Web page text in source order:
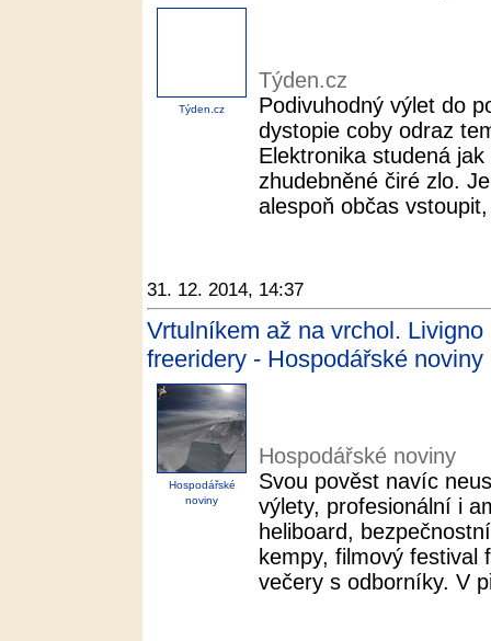
Týden.cz
Týden.cz
Podivuhodný výlet do
dystopie coby odraz
Elektronika studená
zhudebněné čiré zlo.
alespoň občas
31. 12. 2014, 14:37
Vrtulníkem až na vrchol.
freeridery - Hospodářské noviny
Hospodářské
noviny
Hospodářské noviny
Svou pověst navíc
výlety, profesionální i
heliboard,
kempy, filmový festival
večery s odborníky. V